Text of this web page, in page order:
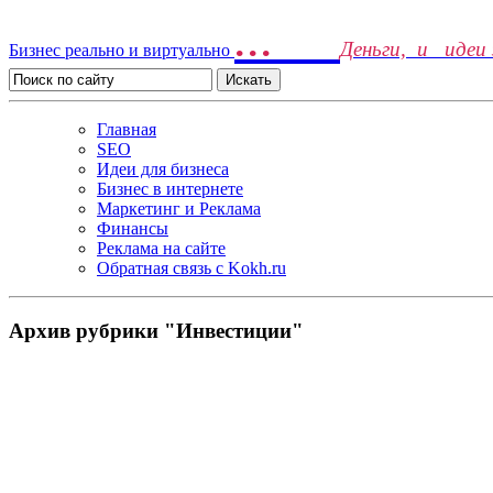
Бизнес реально и виртуально ... Деньги, и идеи
Главная
SEO
Идеи для бизнеса
Бизнес в интернете
Маркетинг и Реклама
Финансы
Реклама на сайте
Обратная связь c Kokh.ru
Архив рубрики "Инвестиции"